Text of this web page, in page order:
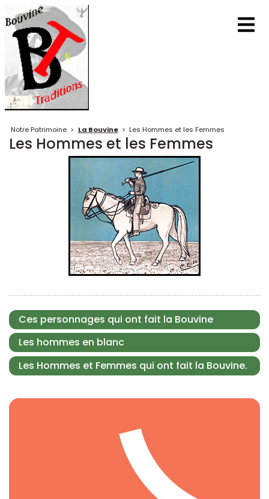
Notre Patrimoine > La Bouvine > Les Hommes et les Femmes
Les Hommes et les Femmes
Ces personnages qui ont fait la Bouvine
Les hommes en blanc
Les Hommes et Femmes qui ont fait la Bouvine.